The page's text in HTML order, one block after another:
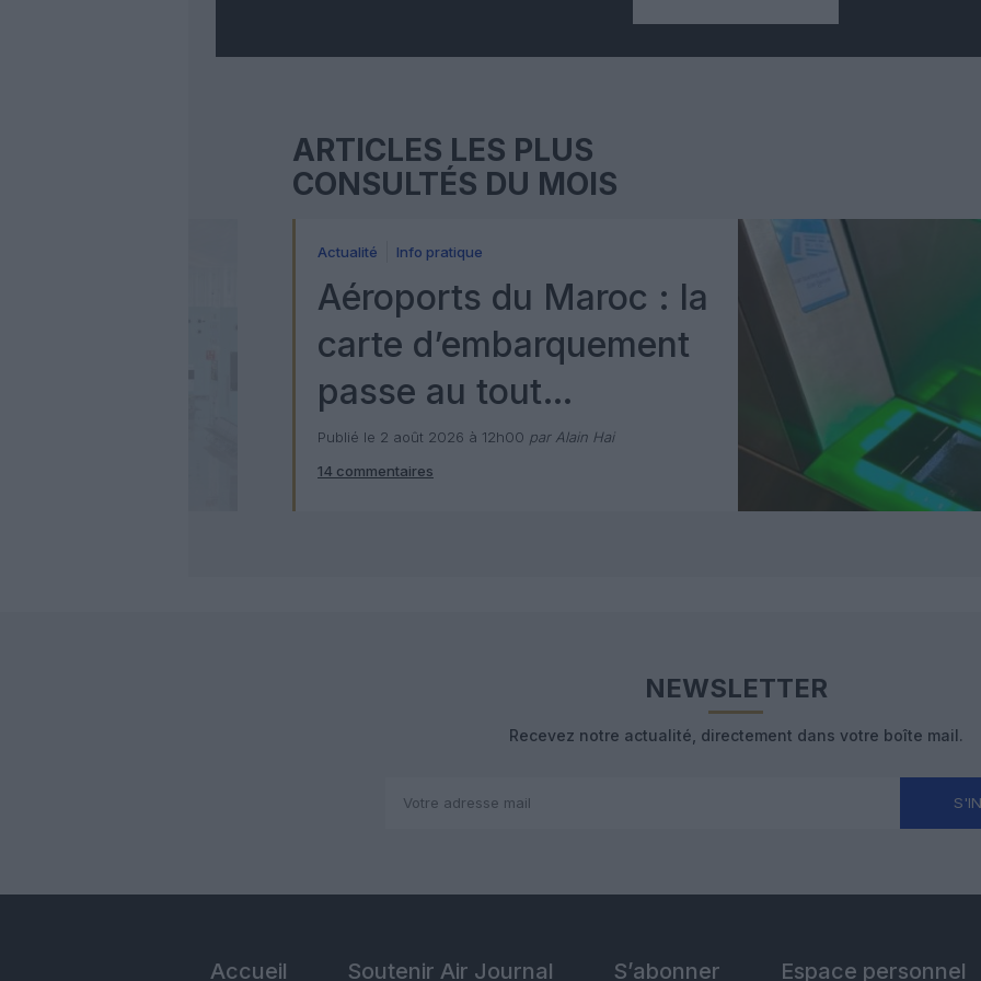
ARTICLES LES PLUS
CONSULTÉS DU MOIS
Actualité Info pratique
Aéroports du Maroc : la
carte d’embarquement
passe au tout
numérique avec Pax
Check
Publié le 2 août 2026 à 12h00 par Alain Hai
14 commentaires
NEWSLETTER
Recevez notre actualité, directement dans votre boîte mail.
Accueil Soutenir Air Journal S’abonner Espace personnel